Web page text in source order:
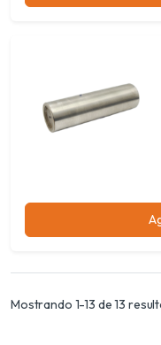
Mostrando 1-13 de 13